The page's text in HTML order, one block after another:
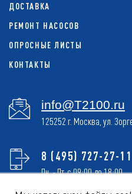
ДОСТАВКА
РЕМОНТ НАСОСОВ
ОПРОСНЫЕ ЛИСТЫ
КОНТАКТЫ
info@T2100.ru
125252 г. Москва, ул.
8 (495) 727-27-11
Пн. - Пт. с 09:00 до 18:00